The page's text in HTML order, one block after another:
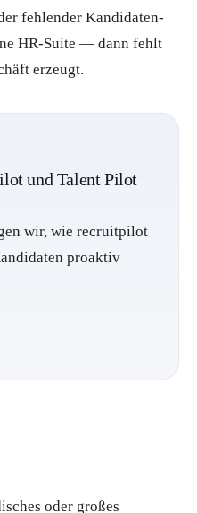
fehlender Kandidaten-
HR-Suite — dann fehlt
erzeugt.
und Talent Pilot
wir, wie recruitpilot
proaktiv
oder großes